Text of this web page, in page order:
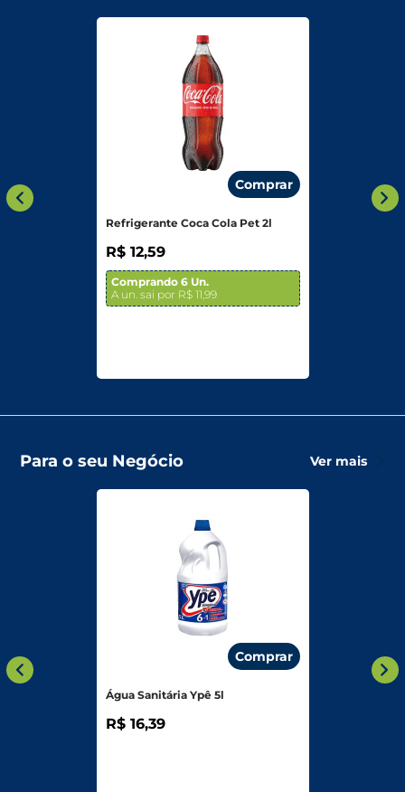
Comprar
Refrigerante Coca Cola Pet 2l
R$ 12,59
Comprando 6 Un.
A un. sai por R$ 11,99
Para o seu Negócio Ver mais
Comprar
Água Sanitária Ypê 5l
R$ 16,39